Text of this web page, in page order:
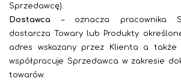
Sprzedawcę).
Dostawca – oznacza pracownika
dostarcza Towary lub Produkty
adres wskazany przez Klienta a także
współpracuje Sprzedawca w zakresie
towarów.